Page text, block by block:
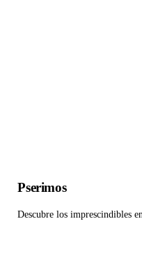
Pserimos
Descubre los imprescindibles